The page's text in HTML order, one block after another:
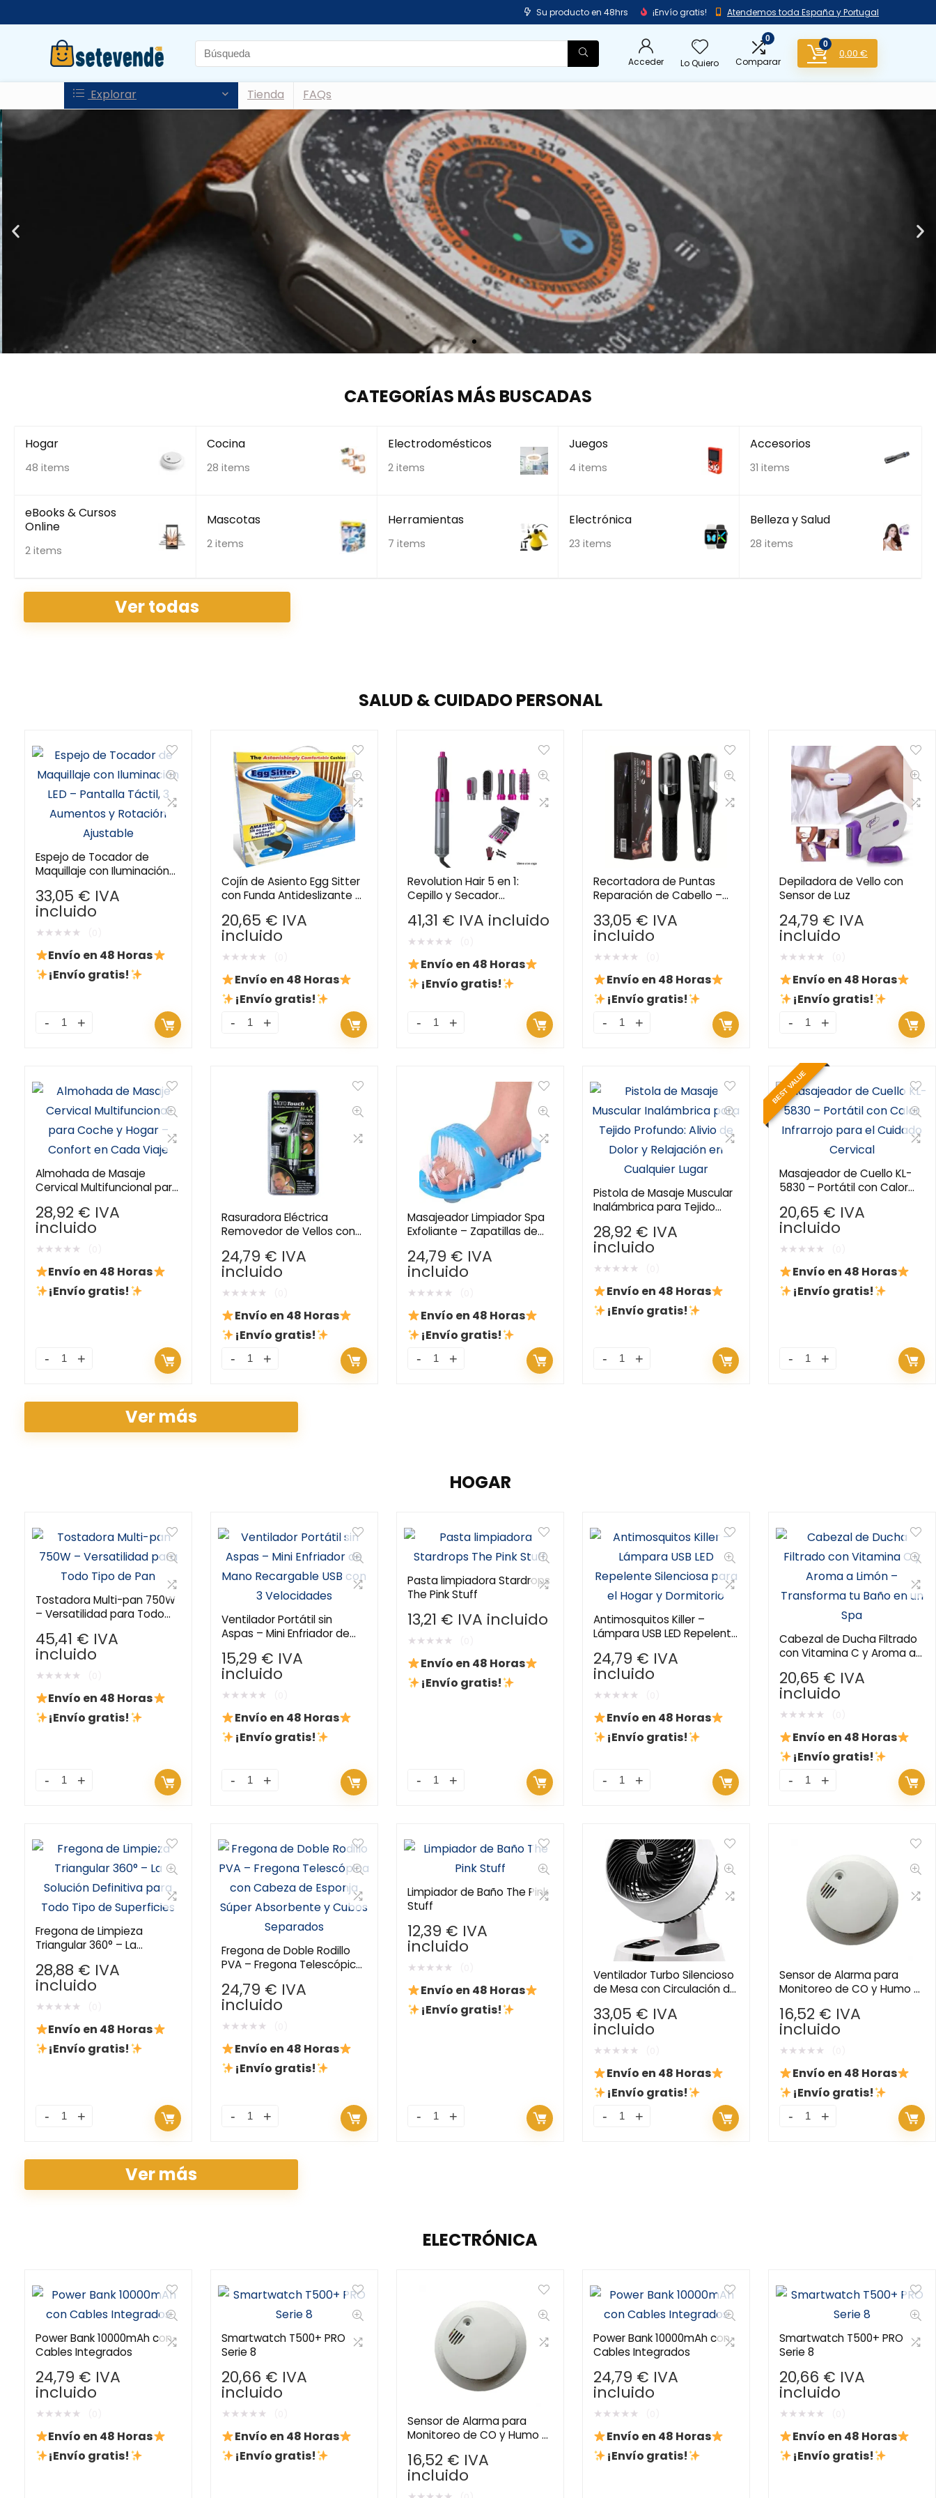
Su producto en 48hrs ¡Envío gratis! Atendemos toda España y Portugal
Acceder Lo Quiero
0
Comparar
0
0,00 €
Explorar Tienda FAQs
Outdoors & Gadgets
Si tu vida es muy activa
Lo que necesitas
CATEGORÍAS MÁS BUSCADAS
Hogar
48 items
Cocina
28 items
Electrodomésticos
2 items
Juegos
4 items
Accesorios
31 items
eBooks & Cursos
Online
2 items
Mascotas
2 items
Herramientas
7 items
Electrónica
23 items
Belleza y Salud
28 items
Ver todas
SALUD & CUIDADO PERSONAL
Espejo de Tocador de
Maquillaje con Iluminación
Aumentos y Rotación
Ajustable
33,05 € IVA
incluido
★★★★★
Envío en 48 Horas
¡Envío gratis!
Cojín de Asiento Egg Sitter
con Funda Antideslizante –
de Presión
20,65 € IVA
incluido
★★★★★
Envío en 48 Horas
¡Envío gratis!
Revolution Hair 5 en 1:
Cepillo y Secador
Peinado Profesional en
Casa
41,31 € IVA incluido
★★★★★
Envío en 48 Horas
¡Envío gratis!
Recortadora de Puntas
Reparación de Cabello –
para una Melena Saludable
33,05 € IVA
incluido
★★★★★
Envío en 48 Horas
¡Envío gratis!
Depiladora de Vello con
Sensor de Luz
24,79 € IVA
incluido
★★★★★
Envío en 48 Horas
¡Envío gratis!
Almohada de Masaje
Cervical Multifuncional para
en Cada Viaje
28,92 € IVA
incluido
★★★★★
Envío en 48 Horas
¡Envío gratis!
Rasuradora Eléctrica
Removedor de Vellos con
Cejas
24,79 € IVA
incluido
★★★★★
Envío en 48 Horas
¡Envío gratis!
Masajeador Limpiador Spa
Exfoliante – Zapatillas de
Pies
24,79 € IVA
incluido
★★★★★
Envío en 48 Horas
¡Envío gratis!
Pistola de Masaje Muscular
Inalámbrica para Tejido
Relajación en Cualquier
Lugar
28,92 € IVA
incluido
★★★★★
Envío en 48 Horas
¡Envío gratis!
BEST VALUE
Masajeador de Cuello KL-
5830 – Portátil con Calor
Cervical
20,65 € IVA
incluido
★★★★★
Envío en 48 Horas
¡Envío gratis!
Ver más
HOGAR
Tostadora Multi-pan 750W
– Versatilidad para Todo
45,41 € IVA
incluido
★★★★★
Envío en 48 Horas
¡Envío gratis!
Ventilador Portátil sin
Aspas – Mini Enfriador de
Velocidades
15,29 € IVA
incluido
★★★★★
Envío en 48 Horas
¡Envío gratis!
Pasta limpiadora Stardrops
The Pink Stuff
13,21 € IVA incluido
★★★★★
Envío en 48 Horas
¡Envío gratis!
Antimosquitos Killer –
Lámpara USB LED Repelente
Dormitorio
24,79 € IVA
incluido
★★★★★
Envío en 48 Horas
¡Envío gratis!
Cabezal de Ducha Filtrado
con Vitamina C y Aroma a
Baño en un Spa
20,65 € IVA
incluido
★★★★★
Envío en 48 Horas
¡Envío gratis!
Fregona de Limpieza
Triangular 360° – La
Todo Tipo de Superficies
28,88 € IVA
incluido
★★★★★
Envío en 48 Horas
¡Envío gratis!
Fregona de Doble Rodillo
PVA – Fregona Telescópica
Súper Absorbente y Cubos
Separados
24,79 € IVA
incluido
★★★★★
Envío en 48 Horas
¡Envío gratis!
Limpiador de Baño The Pink
Stuff
12,39 € IVA
incluido
★★★★★
Envío en 48 Horas
¡Envío gratis!
Ventilador Turbo Silencioso
de Mesa con Circulación de
Mando a Distancia y
Oscilación
33,05 € IVA
incluido
★★★★★
Envío en 48 Horas
¡Envío gratis!
Sensor de Alarma para
Monitoreo de CO y Humo –
para el Hogar con Conexión
Wi-Fi
16,52 € IVA
incluido
★★★★★
Envío en 48 Horas
¡Envío gratis!
Ver más
ELECTRÓNICA
Power Bank 10000mAh con
Cables Integrados
24,79 € IVA
incluido
★★★★★
Envío en 48 Horas
¡Envío gratis!
Smartwatch T500+ PRO
Serie 8
20,66 € IVA
incluido
★★★★★
Envío en 48 Horas
¡Envío gratis!
Sensor de Alarma para
Monitoreo de CO y Humo –
para el Hogar con Conexión
Wi-Fi
16,52 € IVA
incluido
Power Bank 10000mAh con
Cables Integrados
24,79 € IVA
incluido
★★★★★
Envío en 48 Horas
¡Envío gratis!
Smartwatch T500+ PRO
Serie 8
20,66 € IVA
incluido
★★★★★
Envío en 48 Horas
¡Envío gratis!